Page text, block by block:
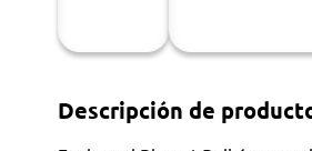
Descripción de